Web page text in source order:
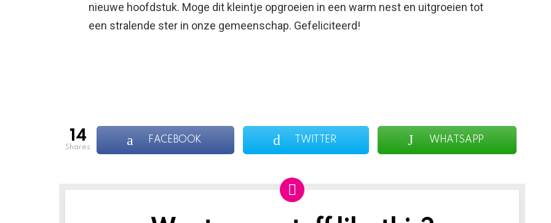
nieuwe hoofdstuk. Moge dit kleintje opgroeien in een warm nest en uitgroeien tot
een stralende ster in onze gemeenschap. Gefeliciteerd!
14
shares
FACEBOOK TWITTER WHATSAPP